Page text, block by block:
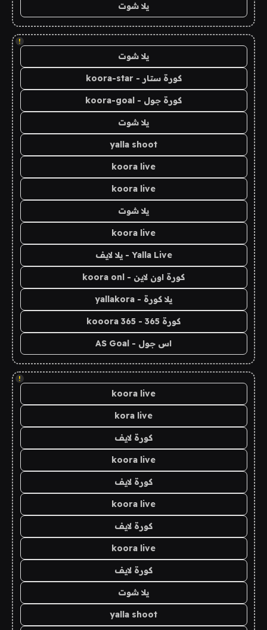
يلا شوت
!
يلا شوت
كورة ستار - koora-star
كورة جول - koora-goal
يلا شوت
yalla shoot
koora live
koora live
يلا شوت
koora live
Yalla Live - يلا لايف
كورة اون لاين - koora onl
يلا كورة - yallakora
كورة 365 - kooora 365
اس جول - AS Goal
!
koora live
kora live
كورة لايف
koora live
كورة لايف
koora live
كورة لايف
koora live
كورة لايف
يلا شوت
yalla shoot